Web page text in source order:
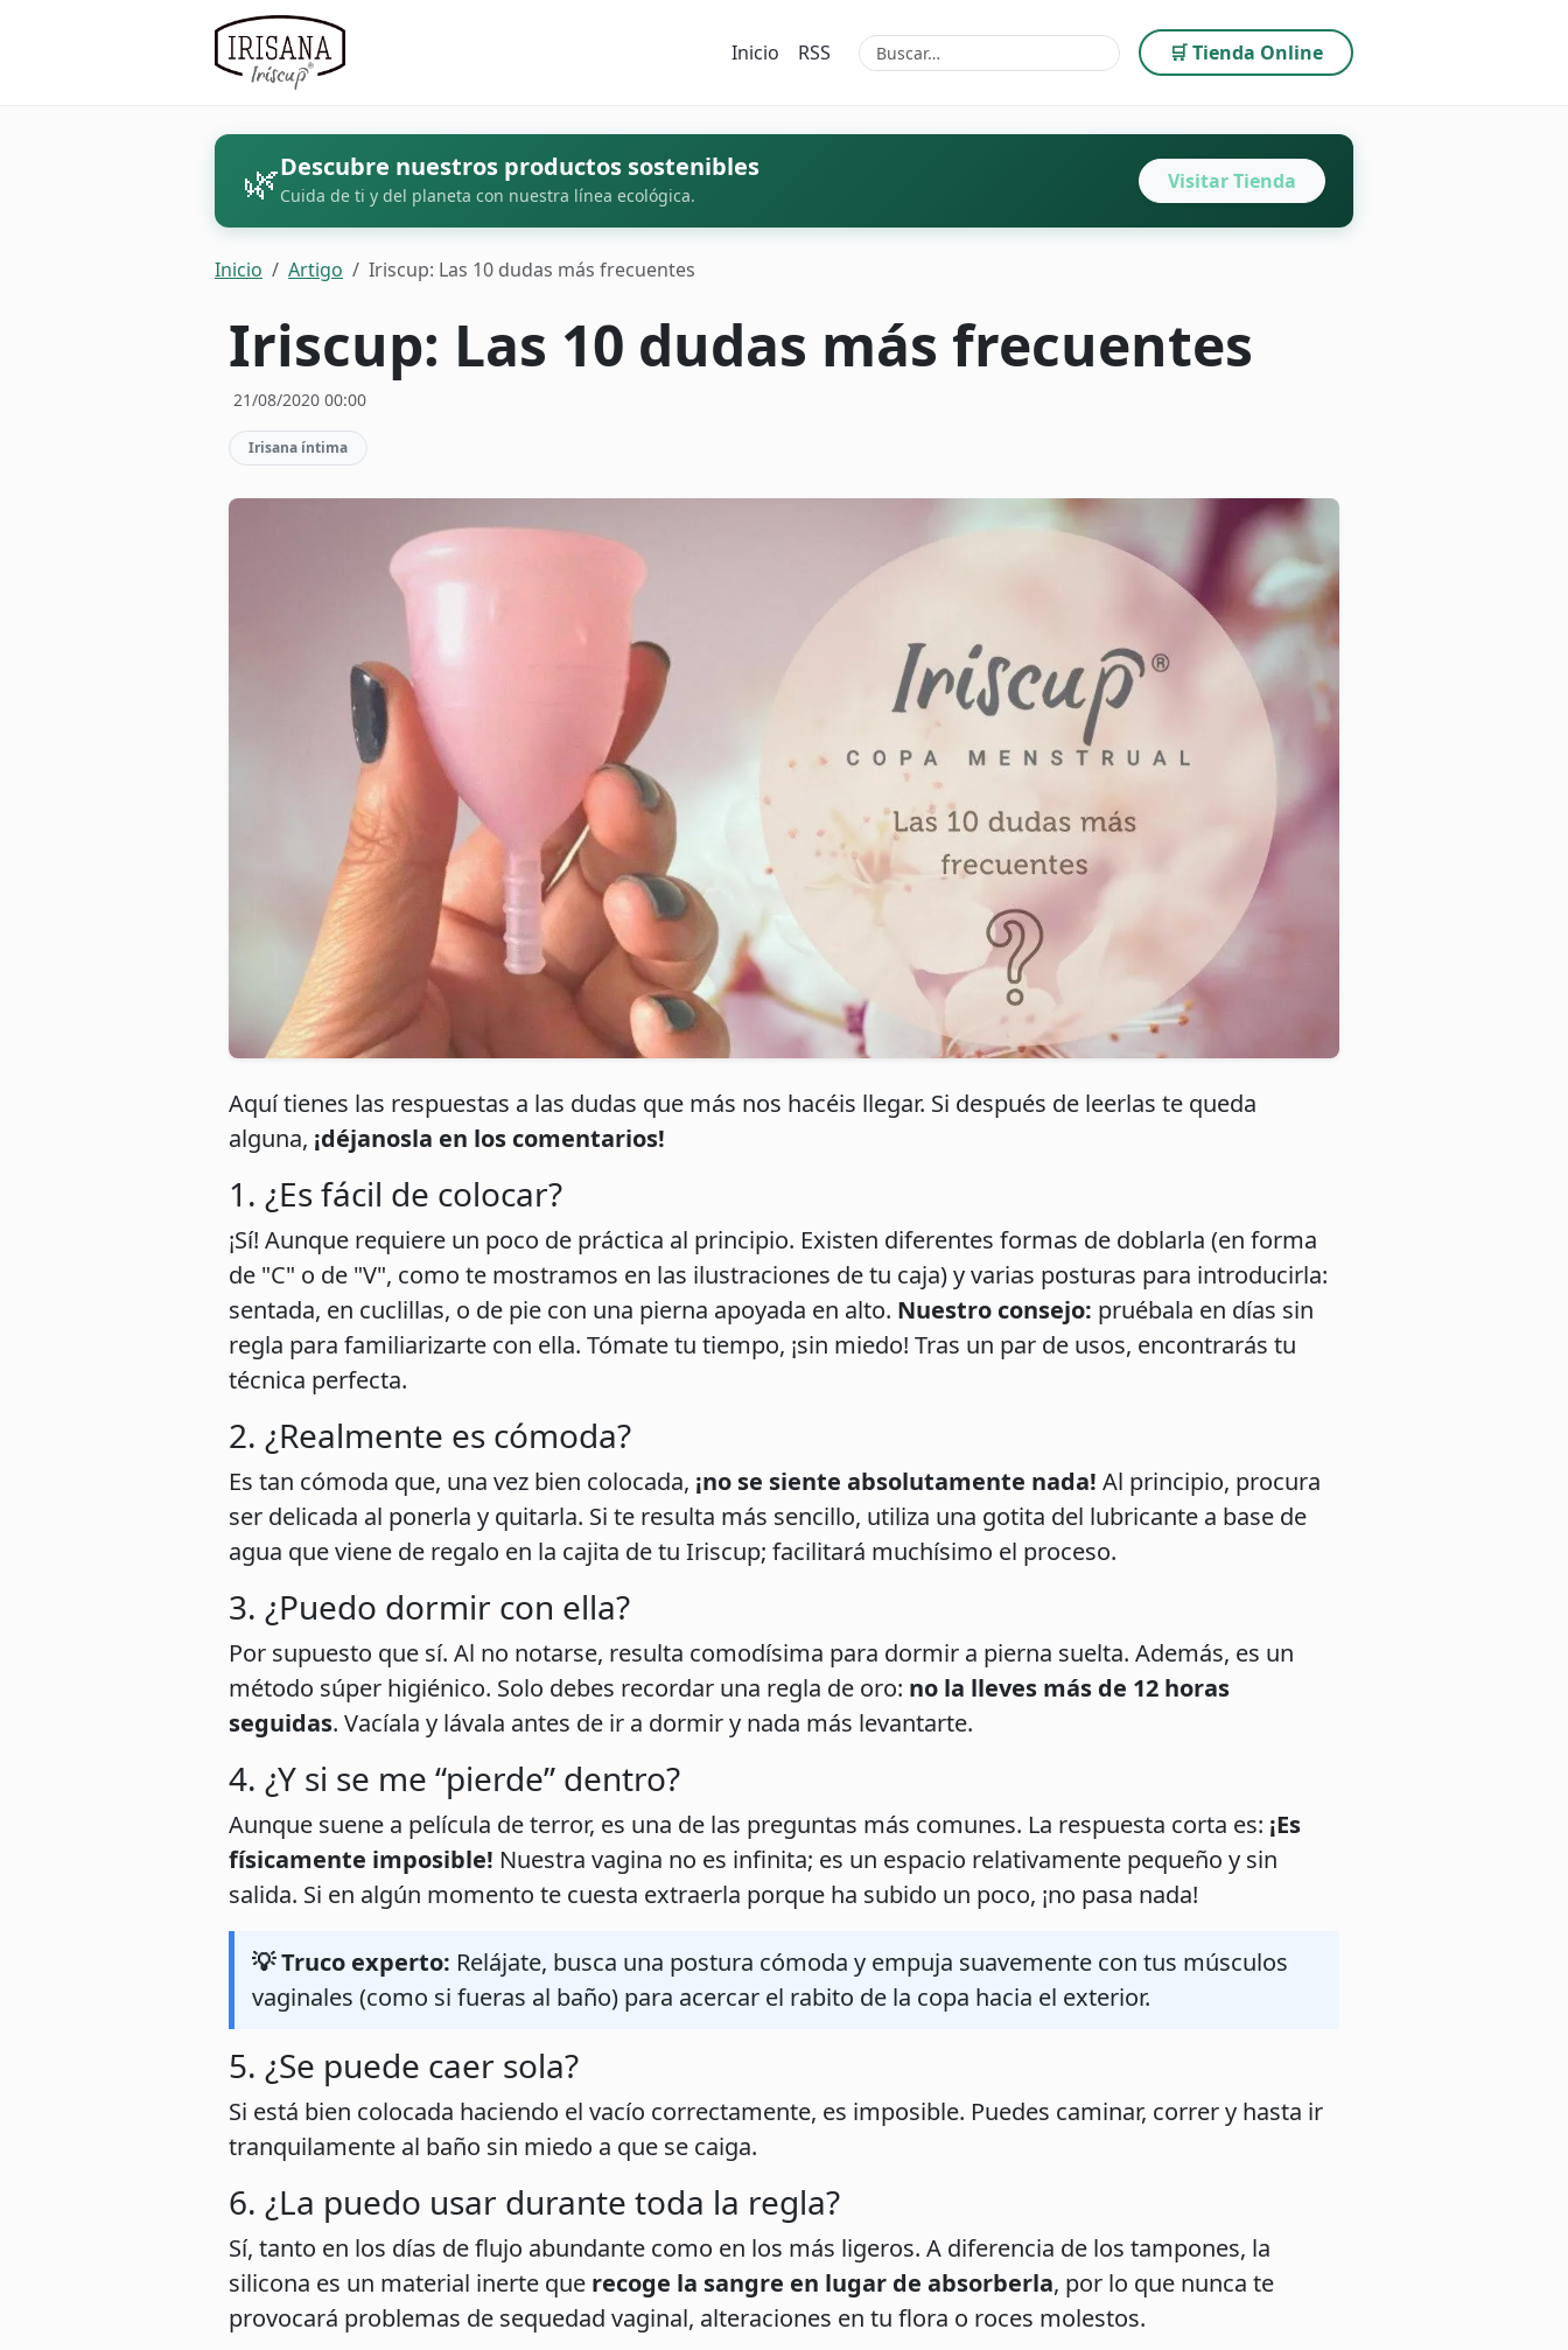
Inicio RSS 🛒 Tienda Online
🌿Descubre nuestros productos sostenibles
Cuida de ti y del planeta con nuestra línea ecológica.
Visitar Tienda
Inicio Artigo Iriscup: Las 10 dudas más frecuentes
Iriscup: Las 10 dudas más frecuentes
21/08/2020 00:00
Irisana íntima
Aquí tienes las respuestas a las dudas que más nos hacéis llegar. Si después de leerlas te queda
alguna, ¡déjanosla en los comentarios!
1. ¿Es fácil de colocar?
¡Sí! Aunque requiere un poco de práctica al principio. Existen diferentes formas de doblarla (en forma
de "C" o de "V", como te mostramos en las ilustraciones de tu caja) y varias posturas para introducirla:
sentada, en cuclillas, o de pie con una pierna apoyada en alto. Nuestro consejo: pruébala en días sin
regla para familiarizarte con ella. Tómate tu tiempo, ¡sin miedo! Tras un par de usos, encontrarás tu
técnica perfecta.
2. ¿Realmente es cómoda?
Es tan cómoda que, una vez bien colocada, ¡no se siente absolutamente nada! Al principio, procura
ser delicada al ponerla y quitarla. Si te resulta más sencillo, utiliza una gotita del lubricante a base de
agua que viene de regalo en la cajita de tu Iriscup; facilitará muchísimo el proceso.
3. ¿Puedo dormir con ella?
Por supuesto que sí. Al no notarse, resulta comodísima para dormir a pierna suelta. Además, es un
método súper higiénico. Solo debes recordar una regla de oro: no la lleves más de 12 horas
seguidas. Vacíala y lávala antes de ir a dormir y nada más levantarte.
4. ¿Y si se me “pierde” dentro?
Aunque suene a película de terror, es una de las preguntas más comunes. La respuesta corta es: ¡Es
físicamente imposible! Nuestra vagina no es infinita; es un espacio relativamente pequeño y sin
salida. Si en algún momento te cuesta extraerla porque ha subido un poco, ¡no pasa nada!
💡 Truco experto: Relájate, busca una postura cómoda y empuja suavemente con tus músculos
vaginales (como si fueras al baño) para acercar el rabito de la copa hacia el exterior.
5. ¿Se puede caer sola?
Si está bien colocada haciendo el vacío correctamente, es imposible. Puedes caminar, correr y hasta ir
tranquilamente al baño sin miedo a que se caiga.
6. ¿La puedo usar durante toda la regla?
Sí, tanto en los días de flujo abundante como en los más ligeros. A diferencia de los tampones, la
silicona es un material inerte que recoge la sangre en lugar de absorberla, por lo que nunca te
provocará problemas de sequedad vaginal, alteraciones en tu flora o roces molestos.